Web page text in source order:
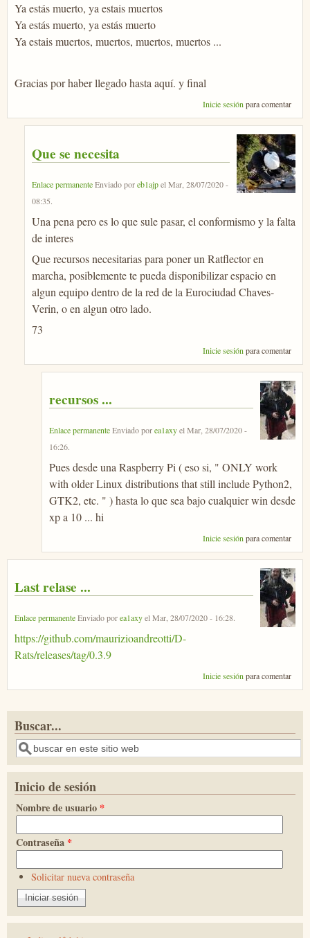
Ya estás muerto, ya estais muertos
Ya estás muerto, ya estás muerto
Ya estais muertos, muertos, muertos, muertos ...
Gracias por haber llegado hasta aquí. y final
Inicie sesiónpara comentar
Que se necesita
Enlace permanenteEnviado poreb1ajpelMar, 28/07/2020 -
08:35.
Una pena pero es lo que sule pasar, el conformismo y la falta
de interes
Que recursos necesitarias para poner un Ratflector en
marcha, posiblemente te pueda disponibilizar espacio en
algun equipo dentro de la red de la Eurociudad Chaves-
Verin, o en algun otro lado.
73
Inicie sesión para comentar
recursos ...
Enlace permanenteEnviado porea1axyelMar, 28/07/2020 -
16:26.
Pues desde una Raspberry Pi ( eso si, " ONLY work
with older Linux distributions that still include Python2,
GTK2, etc. " ) hasta lo que sea bajo cualquier win desde
xp a 10 ... hi
Inicie sesión para comentar
Last relase ...
Enlace permanenteEnviado porea1axyelMar, 28/07/2020 - 16:28.
https://github.com/maurizioandreotti/D-
Rats/releases/tag/0.3.9
Inicie sesiónpara comentar
Buscar...
Buscar
Inicio de sesión
Nombre de usuario *
Contraseña *
Solicitar nueva contraseña